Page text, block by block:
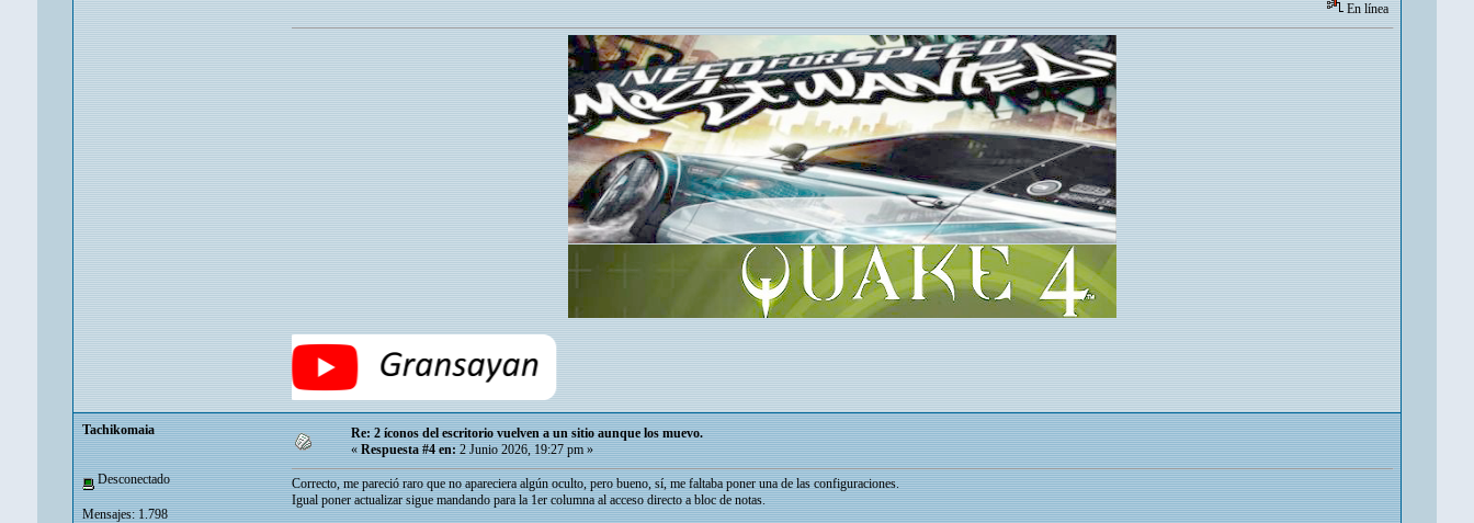
En línea
Tachikomaia
Desconectado
Mensajes: 1.798
Re: 2 íconos del escritorio vuelven a un sitio aunque los muevo.
«Respuesta #4 en:2 Junio 2026, 19:27 pm »
Correcto, me pareció raro que no apareciera algún oculto, pero bueno, sí, me faltaba poner una de las configuraciones.
Igual poner actualizar sigue mandando para la 1er columna al acceso directo a bloc de notas.